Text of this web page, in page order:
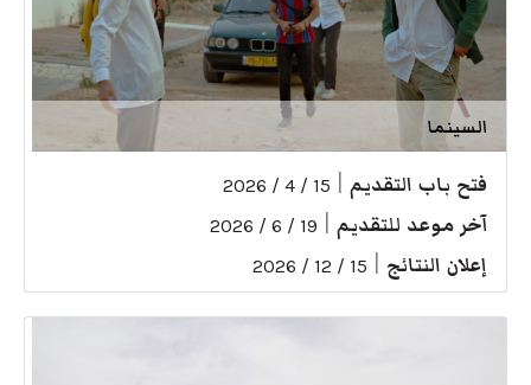
السينما
فتح باب التقديم 15 / 4 / 2026
آخر موعد للتقديم 19 / 6 / 2026
إعلان النتائج 15 / 12 / 2026